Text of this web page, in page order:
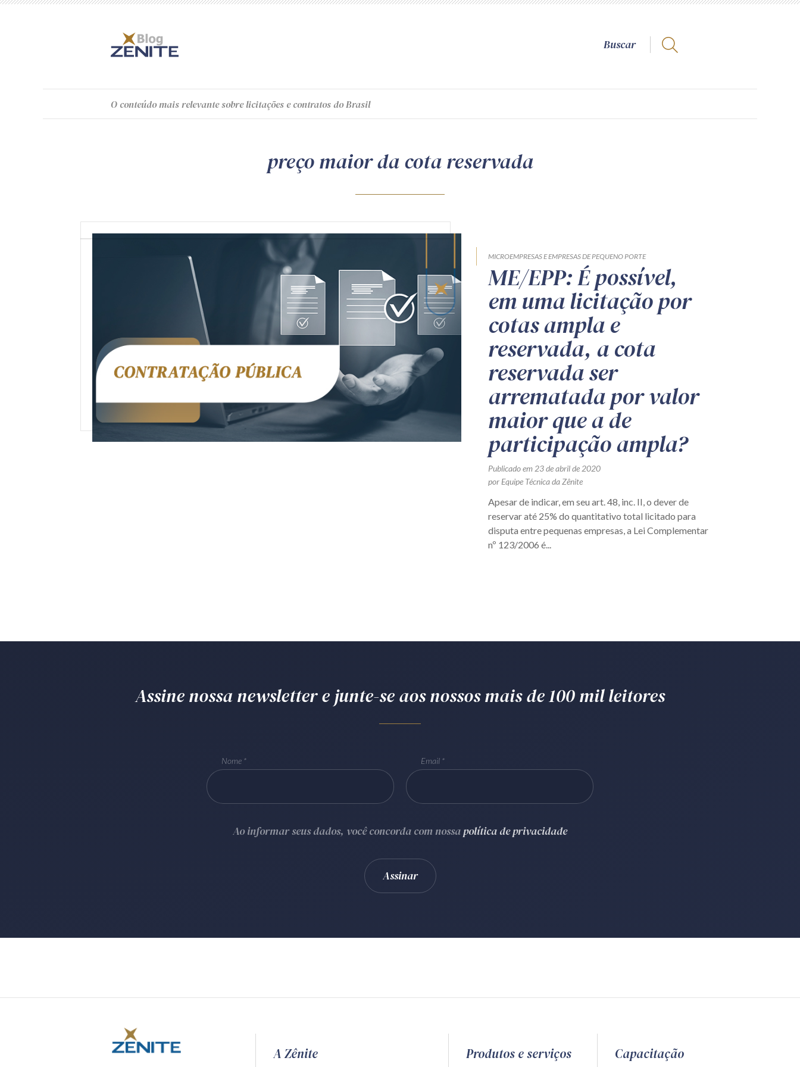
O conteúdomais relevante sobre licitações e contratos do Brasil
preço maior da cota reservada
MICROEMPRESAS E EMPRESAS DE PEQUENO PORTE
ME/EPP: É possível,
em uma licitação por
cotas ampla e
reservada, a cota
reservada ser
arrematada por valor
maior que a de
participação ampla?
Publicado em 23 de abril de 2020
por Equipe Técnica da Zênite
Apesar de indicar, em seu art. 48, inc. II, o dever de
reservar até 25% do quantitativo total licitado para
disputa entre pequenas empresas, a Lei Complementar
nº 123/2006 é...
Assine nossa newsletter e junte-se aos nossos mais de 100 mil leitores
Nome Email
Ao informar seus dados, você concorda com nossapolítica de privacidade
A Zênite Produtos e serviços Capacitação